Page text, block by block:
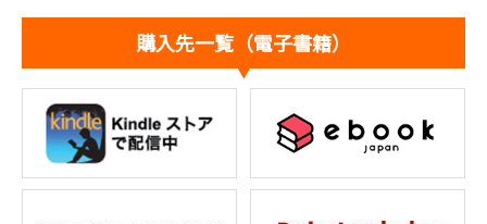
購入先一覧（電子書籍）